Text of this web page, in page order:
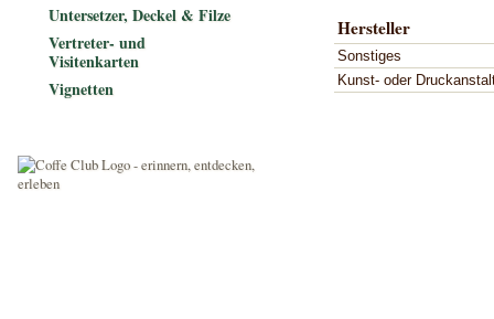
Hersteller
Sonstiges
Kunst- oder
Untersetzer, Deckel & Filze
Vertreter- und
Visitenkarten
Vignetten